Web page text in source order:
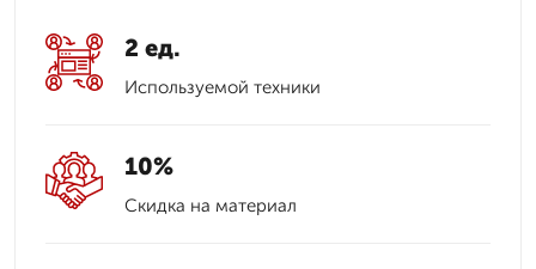
2 ед.
Используемой техники
10%
Скидка на материал